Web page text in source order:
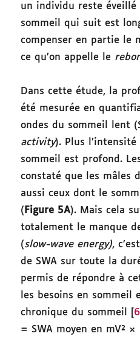
un individu reste éveillé
sommeil qui suit est
compenser en partie le
ce qu’on appelle le
Dans cette étude, la
été mesurée en
ondes du sommeil lent
activity). Plus
sommeil est profond.
constaté que les mâles
aussi ceux dont le
( Figure 5A). Mais cela
totalement le manque
(slow-wave energy),
de SWA sur toute la
permis de répondre à
les besoins en sommeil
chronique du sommeil [ 6
= SWA moyen en mV² ×